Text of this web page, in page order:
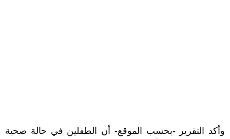
وأكد التقرير -بحسب الموقع- أن الطفلين في حالة صحية